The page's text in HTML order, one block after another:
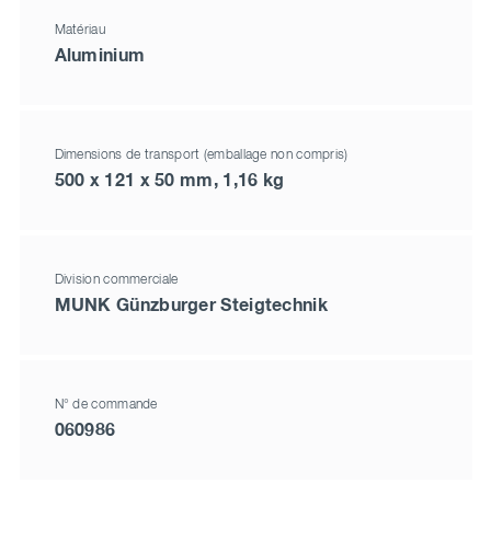
Matériau
Aluminium
Dimensions de transport (emballage non compris)
500 x 121 x 50 mm, 1,16 kg
Division commerciale
MUNK Günzburger Steigtechnik
N° de commande
060986